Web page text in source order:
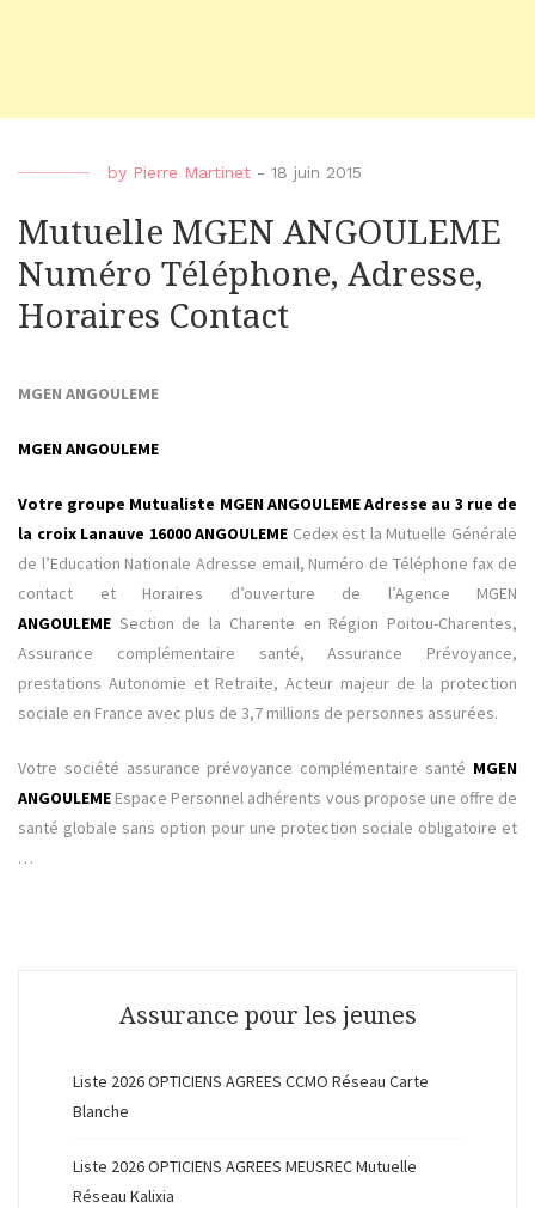
by Pierre Martinet - 18 juin 2015
Mutuelle MGEN ANGOULEME
Numéro Téléphone, Adresse,
Horaires Contact
MGEN ANGOULEME
MGEN ANGOULEME
Votre groupe Mutualiste MGEN ANGOULEME Adresse au 3 rue de
la croix Lanauve 16000 ANGOULEME Cedex est la Mutuelle Générale
de l’Education Nationale Adresse email, Numéro de Téléphone fax de
contact et Horaires d’ouverture de l’Agence MGEN
ANGOULEME Section de la Charente en Région Poitou-Charentes,
Assurance complémentaire santé, Assurance Prévoyance,
prestations Autonomie et Retraite, Acteur majeur de la protection
sociale en France avec plus de 3,7 millions de personnes assurées.
Votre société assurance prévoyance complémentaire santé MGEN
ANGOULEME Espace Personnel adhérents vous propose une offre de
santé globale sans option pour une protection sociale obligatoire et
…
Assurance pour les jeunes
Liste 2026 OPTICIENS AGREES CCMO Réseau Carte
Blanche
Liste 2026 OPTICIENS AGREES MEUSREC Mutuelle
Réseau Kalixia